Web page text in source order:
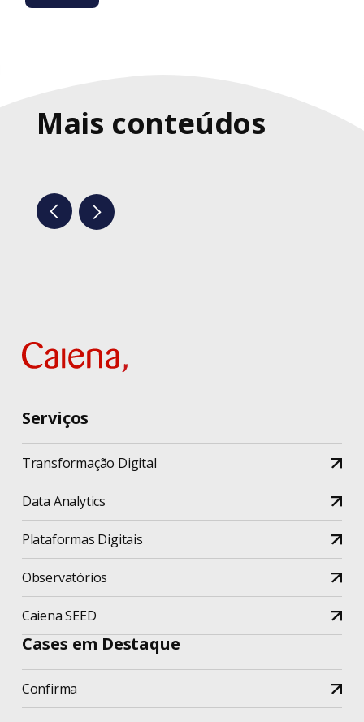
Mais conteúdos
Serviços
Transformação Digital
Data Analytics
Plataformas Digitais
Observatórios
Caiena SEED
Cases em Destaque
Confirma